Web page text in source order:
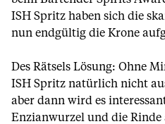
ISH Spritz haben sich die
nun endgültig die Krone
Des Rätsels Lösung: Ohne
ISH Spritz natürlich nicht
aber dann wird es
Enzianwurzel und die